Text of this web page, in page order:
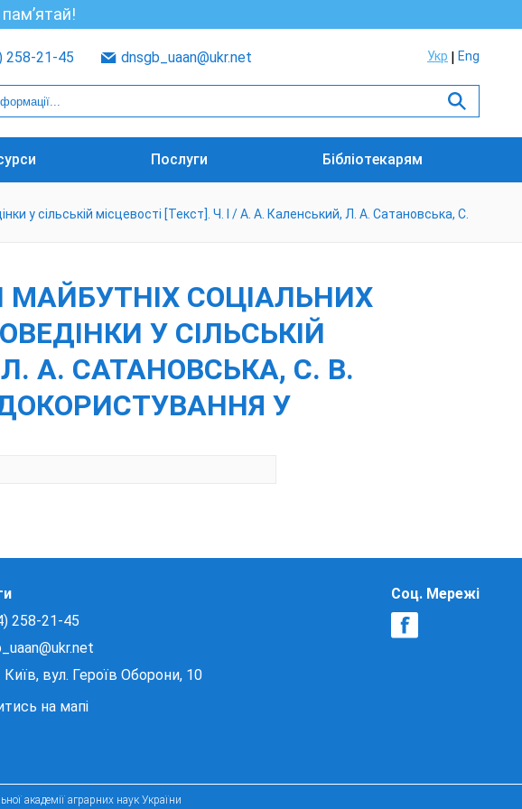
258-21-45 dnsgb_uaan@ukr.net Укр Eng
Послуги Бібліотекарям
у сільській місцевості [Текст]. Ч. І / А. А. Каленський, Л. А. Сатановська, С.
СОЦІАЛЬНИХ
У СІЛЬСЬКІЙ
А. САТАНОВСЬКА, С. В.
У
258-21-45
вул. Героїв Оборони, 10
на мапі
Соц. Мережі
академії аграрних наук України